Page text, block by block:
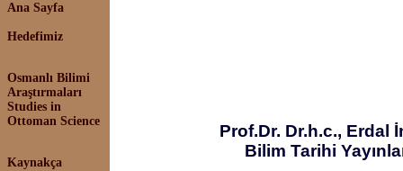
Ana Sayfa
Hedefimiz
Osmanlı Bilimi
Araştırmaları
Studies in
Ottoman Science
Kaynakça
Prof.Dr. Dr.h.c., Erdal
Bilim Tarihi